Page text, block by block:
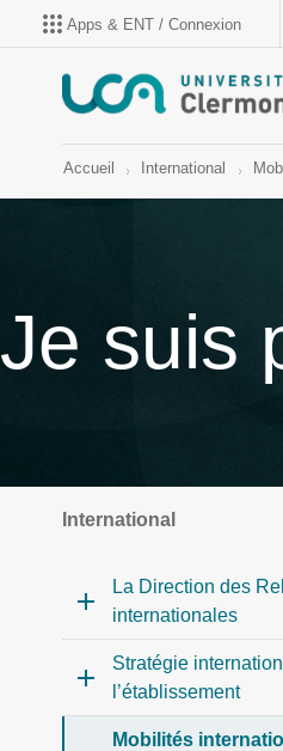
Apps & ENT / Connexion
Accueil International
Je suis
International
La Direction des
internationales
Stratégie
l’établissement
Mobilités